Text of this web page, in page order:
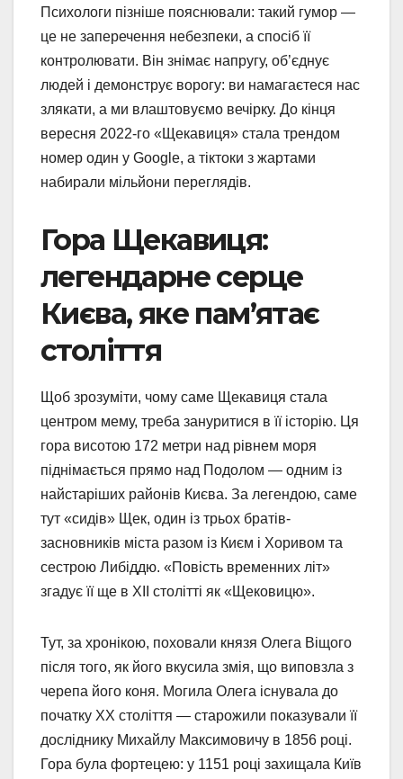
Психологи пізніше пояснювали: такий гумор —
це не заперечення небезпеки, а спосіб її
контролювати. Він знімає напругу, об’єднує
людей і демонструє ворогу: ви намагаєтеся нас
злякати, а ми влаштовуємо вечірку. До кінця
вересня 2022-го «Щекавиця» стала трендом
номер один у Google, а тіктоки з жартами
набирали мільйони переглядів.
Гора Щекавиця:
легендарне серце
Києва, яке пам’ятає
століття
Щоб зрозуміти, чому саме Щекавиця стала
центром мему, треба зануритися в її історію. Ця
гора висотою 172 метри над рівнем моря
піднімається прямо над Подолом — одним із
найстаріших районів Києва. За легендою, саме
тут «сидів» Щек, один із трьох братів-
засновників міста разом із Києм і Хоривом та
сестрою Либіддю. «Повість временних літ»
згадує її ще в XII столітті як «Щековицю».
Тут, за хронікою, поховали князя Олега Віщого
після того, як його вкусила змія, що виповзла з
черепа його коня. Могила Олега існувала до
початку XX століття — старожили показували її
досліднику Михайлу Максимовичу в 1856 році.
Гора була фортецею: у 1151 році захищала Київ